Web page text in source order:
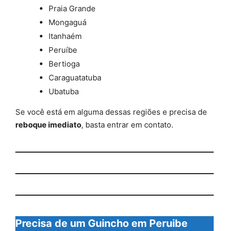
Praia Grande
Mongaguá
Itanhaém
Peruíbe
Bertioga
Caraguatatuba
Ubatuba
Se você está em alguma dessas regiões e precisa de
reboque imediato, basta entrar em contato.
Precisa de um Guincho em Peruibe